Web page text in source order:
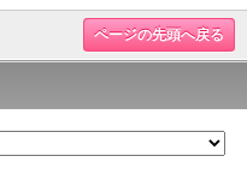
ページの先頭へ戻る